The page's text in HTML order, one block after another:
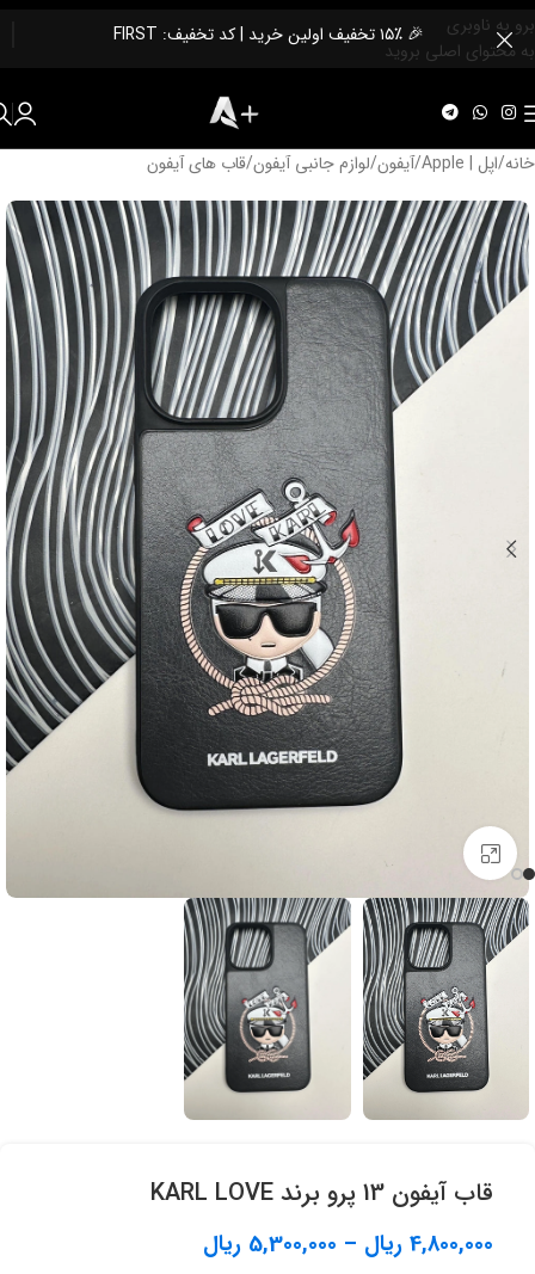
برو به ناوبری
به محتوای اصلی بروید
🎉 ۱۵٪ تخفیف اولین خرید | کد تخفیف: FIRST
خانه/اپل | Apple /آیفون/لوازم جانبی آیفون/قاب های آیفون
برای بزرگنمایی کلیک کنید.
قاب آيفون 13 پرو برند KARL LOVE
4,800,000 ریال –
5,300,000 ریال